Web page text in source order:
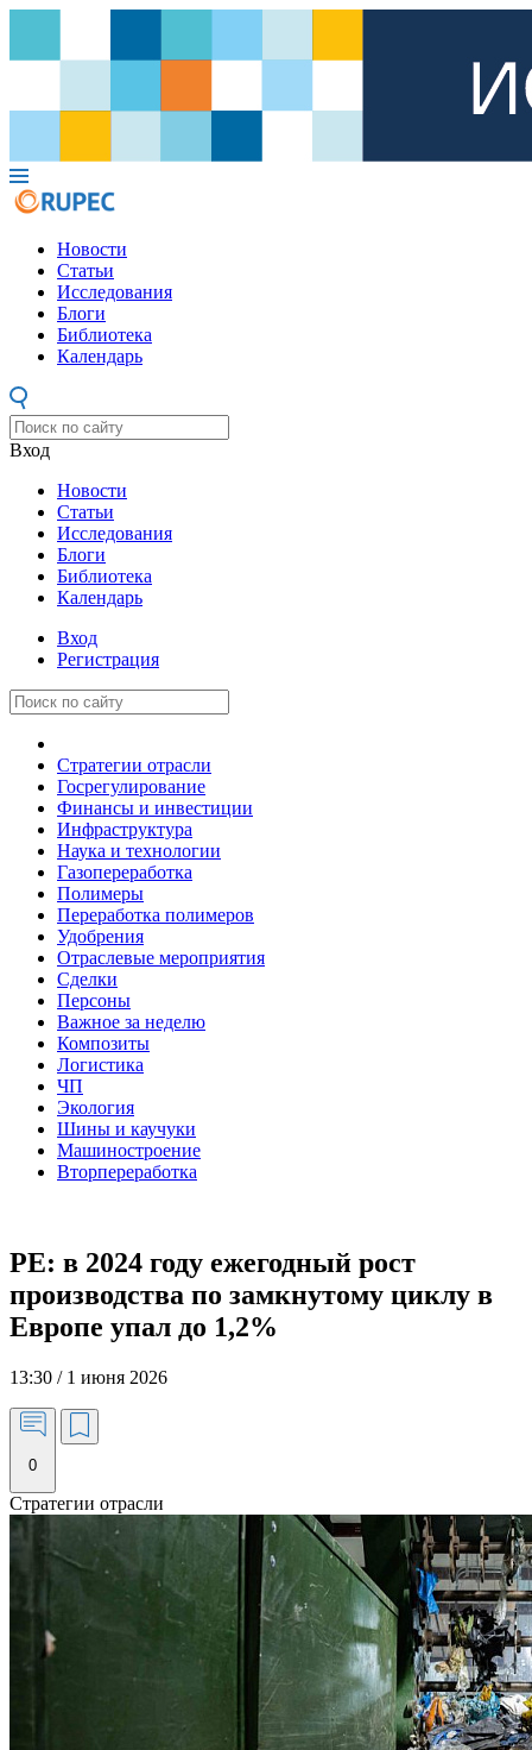
Новости
Статьи
Исследования
Блоги
Библиотека
Календарь
Вход
Новости
Статьи
Исследования
Блоги
Библиотека
Календарь
Вход
Регистрация
Стратегии отрасли
Госрегулирование
Финансы и инвестиции
Инфраструктура
Наука и технологии
Газопереработка
Полимеры
Переработка полимеров
Удобрения
Отраслевые мероприятия
Сделки
Персоны
Важное за неделю
Композиты
Логистика
ЧП
Экология
Шины и каучуки
Машиностроение
Вторпереработка
PE: в 2024 году ежегодный рост
производства по замкнутому циклу в
Европе упал до 1,2%
13:30 / 1 июня 2026
0